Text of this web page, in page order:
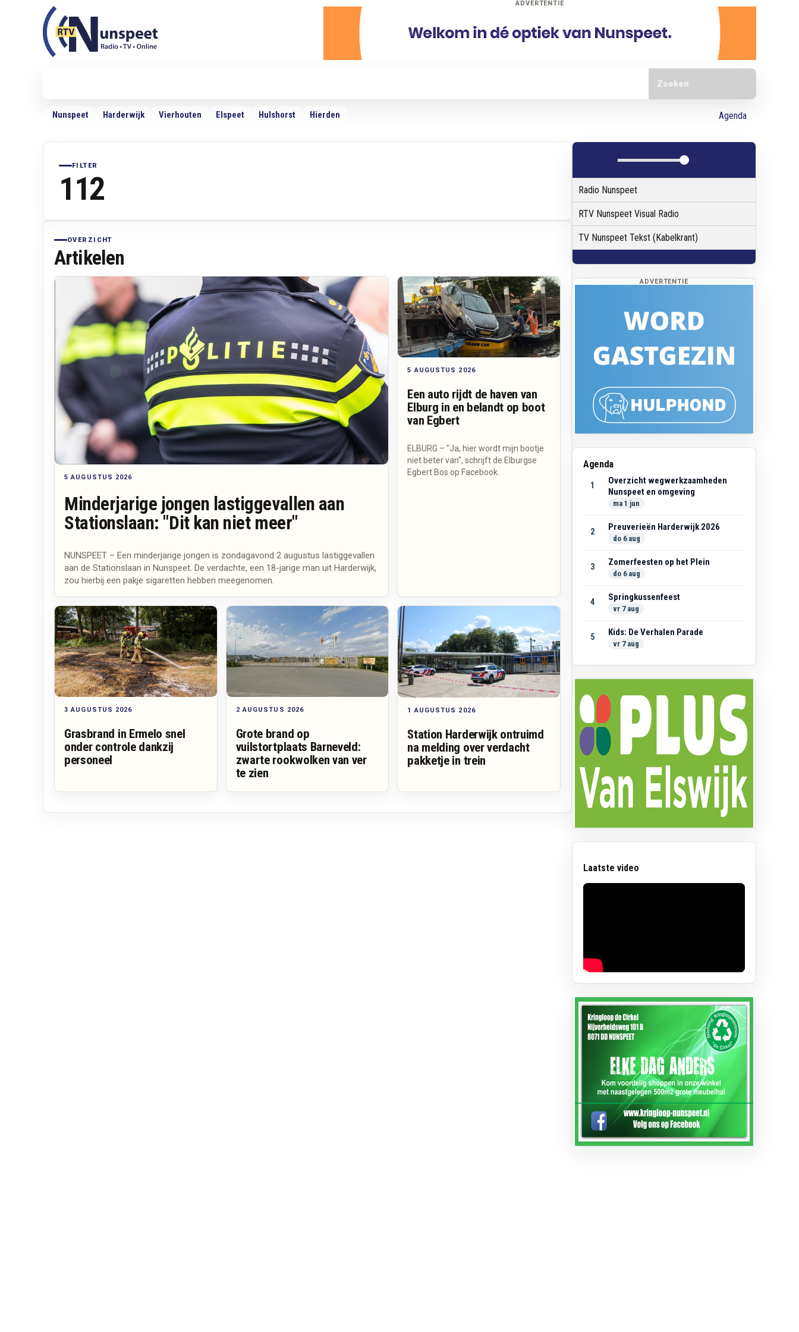
RTV Nunspeet
RTV Nunspeet ADVERTENTIE
Nunspeet Harderwijk Vierhouten Elspeet Hulshorst Hierden Agenda
FILTER
112
OVERZICHT
Artikelen
5 AUGUSTUS 2026
Minderjarige jongen lastiggevallen aan
Stationslaan: "Dit kan niet meer"
NUNSPEET – Een minderjarige jongen is zondagavond 2 augustus lastiggevallen
aan de Stationslaan in Nunspeet. De verdachte, een 18-jarige man uit Harderwijk,
zou hierbij een pakje sigaretten hebben meegenomen.
5 AUGUSTUS 2026
Een auto rijdt de haven van
Elburg in en belandt op boot
van Egbert
ELBURG – "Ja, hier wordt mijn bootje
niet beter van", schrijft de Elburgse
Egbert Bos op Facebook.
3 AUGUSTUS 2026
Grasbrand in Ermelo snel
onder controle dankzij
personeel
2 AUGUSTUS 2026
Grote brand op
vuilstortplaats Barneveld:
zwarte rookwolken van ver
te zien
1 AUGUSTUS 2026
Station Harderwijk ontruimd
na melding over verdacht
pakketje in trein
Radio Nunspeet
RTV Nunspeet Visual Radio
TV Nunspeet Tekst (Kabelkrant)
ADVERTENTIE
Agenda
1
Overzicht wegwerkzaamheden
Nunspeet en omgeving
ma 1 jun
2 Preuverieën Harderwijk 2026
do 6 aug
3 Zomerfeesten op het Plein
do 6 aug
4 Springkussenfeest
vr 7 aug
5 Kids: De Verhalen Parade
vr 7 aug
Laatste video